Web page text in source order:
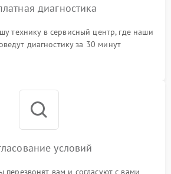
диагностика
технику в сервисный центр, где наши
диагностику за 30 минут
условий
вам и согласуют с вами